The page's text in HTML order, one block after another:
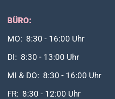
BÜRO:
MO: 8:30 - 16:00 Uhr
DI: 8:30 - 13:00 Uhr
MI & DO: 8:30 - 16:00 Uhr
FR: 8:30 - 12:00 Uhr